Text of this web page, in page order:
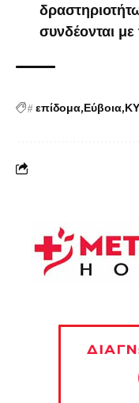
συνδέονται
#επίδομα Εύβοια